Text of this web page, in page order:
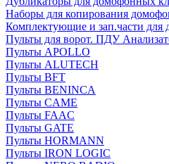
Наборы для копирования
Комплектующие и зап.части для
Пульты для ворот. ПДУ
Пульты APOLLO
Пульты ALUTECH
Пульты BFT
Пульты BENINCA
Пульты CAME
Пульты FAAC
Пульты GATE
Пульты HORMANN
Пульты IRON LOGIC